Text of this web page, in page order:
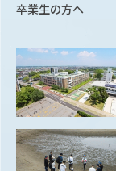
卒業生の方へ